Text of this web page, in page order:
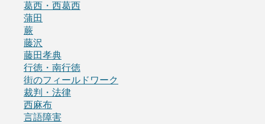
葛西・西葛西
蒲田
蕨
藤沢
藤田孝典
行徳・南行徳
街のフィールドワーク
裁判・法律
西麻布
言語障害